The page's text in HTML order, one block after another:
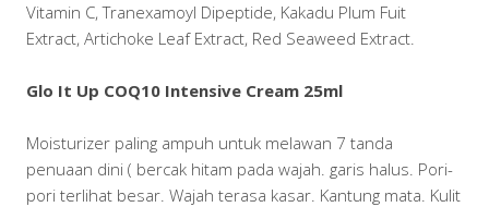
Vitamin C, Tranexamoyl Dipeptide, Kakadu Plum Fuit
Extract, Artichoke Leaf Extract, Red Seaweed Extract.
Glo It Up COQ10 Intensive Cream 25ml
Moisturizer paling ampuh untuk melawan 7 tanda
penuaan dini ( bercak hitam pada wajah. garis halus. Pori-
pori terlihat besar. Wajah terasa kasar. Kantung mata. Kulit